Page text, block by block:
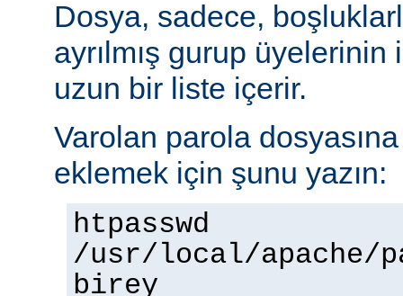
Dosya, sadece,
ayrılmış gurup
uzun bir liste içerir.
Varolan parola dosyasına
eklemek için şunu yazın:
htpasswd
/usr/local/apache/
birey